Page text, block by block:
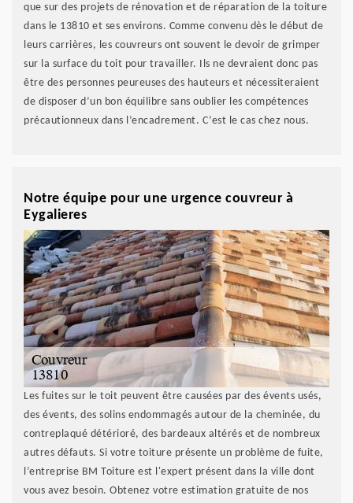
que sur des projets de rénovation et de réparation de la toiture
dans le 13810 et ses environs. Comme convenu dès le début de
leurs carrières, les couvreurs ont souvent le devoir de grimper
sur la surface du toit pour travailler. Ils ne devraient donc pas
être des personnes peureuses des hauteurs et nécessiteraient
de disposer d’un bon équilibre sans oublier les compétences
précautionneux dans l’encadrement. C’est le cas chez nous.
Notre équipe pour une urgence couvreur à
Eygalieres
Les fuites sur le toit peuvent être causées par des évents usés,
des évents, des solins endommagés autour de la cheminée, du
contreplaqué détérioré, des bardeaux altérés et de nombreux
autres défauts. Si votre toiture présente un problème de fuite,
l’entreprise BM Toiture est l'expert présent dans la ville dont
vous avez besoin. Obtenez votre estimation gratuite de nos